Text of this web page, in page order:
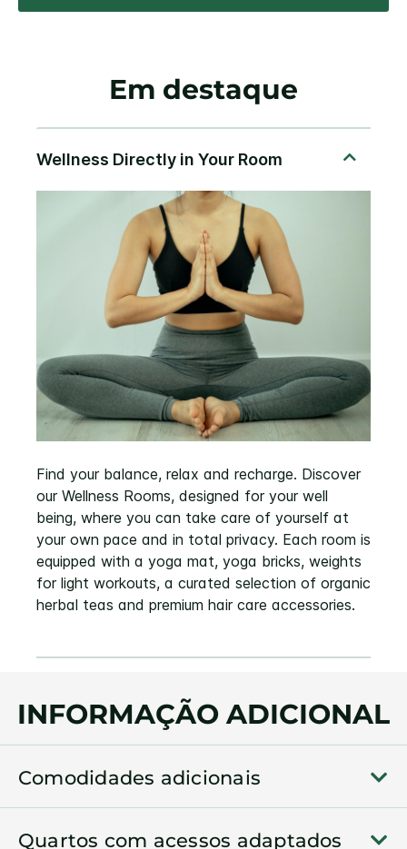
Em destaque
Find your balance, relax and recharge. Discover
our Wellness Rooms, designed for your well
being, where you can take care of yourself at
your own pace and in total privacy. Each room is
equipped with a yoga mat, yoga bricks, weights
for light workouts, a curated selection of organic
herbal teas and premium hair care accessories.
INFORMAÇÃO ADICIONAL
Comodidades adicionais
Quartos com acessos adaptados